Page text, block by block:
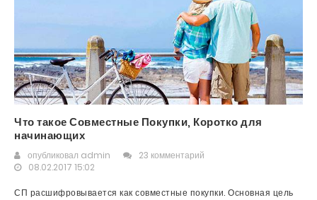
Что такое Совместные Покупки, Коротко для
начинающих
опубликовал admin
23 комментарий
08.02.2017 15:02
СП расшифровывается как совместные покупки. Основная цель